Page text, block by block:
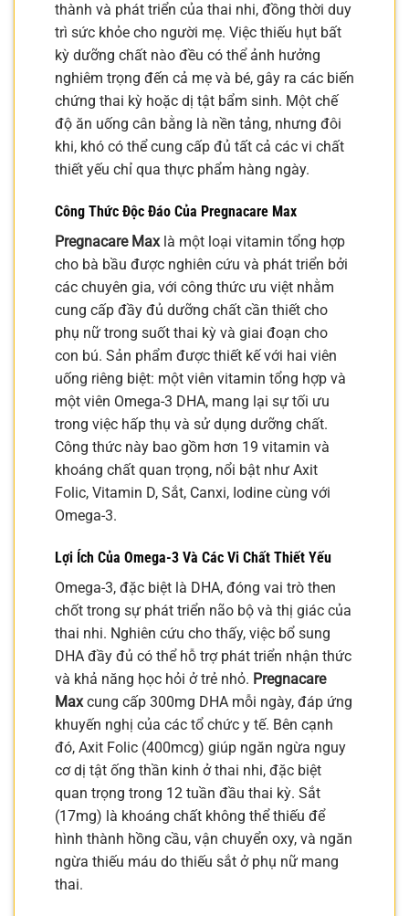
thành và phát triển của thai nhi, đồng thời duy
trì sức khỏe cho người mẹ. Việc thiếu hụt bất
kỳ dưỡng chất nào đều có thể ảnh hưởng
nghiêm trọng đến cả mẹ và bé, gây ra các biến
chứng thai kỳ hoặc dị tật bẩm sinh. Một chế
độ ăn uống cân bằng là nền tảng, nhưng đôi
khi, khó có thể cung cấp đủ tất cả các vi chất
thiết yếu chỉ qua thực phẩm hàng ngày.
Công Thức Độc Đáo Của Pregnacare Max
Pregnacare Maxlà một loại vitamin tổng hợp
cho bà bầu được nghiên cứu và phát triển bởi
các chuyên gia, với công thức ưu việt nhằm
cung cấp đầy đủ dưỡng chất cần thiết cho
phụ nữ trong suốt thai kỳ và giai đoạn cho
con bú. Sản phẩm được thiết kế với hai viên
uống riêng biệt: một viên vitamin tổng hợp và
một viên Omega-3 DHA, mang lại sự tối ưu
trong việc hấp thụ và sử dụng dưỡng chất.
Công thức này bao gồm hơn 19 vitamin và
khoáng chất quan trọng, nổi bật như Axit
Folic, Vitamin D, Sắt, Canxi, Iodine cùng với
Omega-3.
Lợi Ích Của Omega-3 Và Các Vi Chất Thiết Yếu
Omega-3, đặc biệt là DHA, đóng vai trò then
chốt trong sự phát triển não bộ và thị giác của
thai nhi. Nghiên cứu cho thấy, việc bổ sung
DHA đầy đủ có thể hỗ trợ phát triển nhận thức
và khả năng học hỏi ở trẻ nhỏ. Pregnacare
Maxcung cấp 300mg DHA mỗi ngày, đáp ứng
khuyến nghị của các tổ chức y tế. Bên cạnh
đó, Axit Folic (400mcg) giúp ngăn ngừa nguy
cơ dị tật ống thần kinh ở thai nhi, đặc biệt
quan trọng trong 12 tuần đầu thai kỳ. Sắt
(17mg) là khoáng chất không thể thiếu để
hình thành hồng cầu, vận chuyển oxy, và ngăn
ngừa thiếu máu do thiếu sắt ở phụ nữ mang
thai.